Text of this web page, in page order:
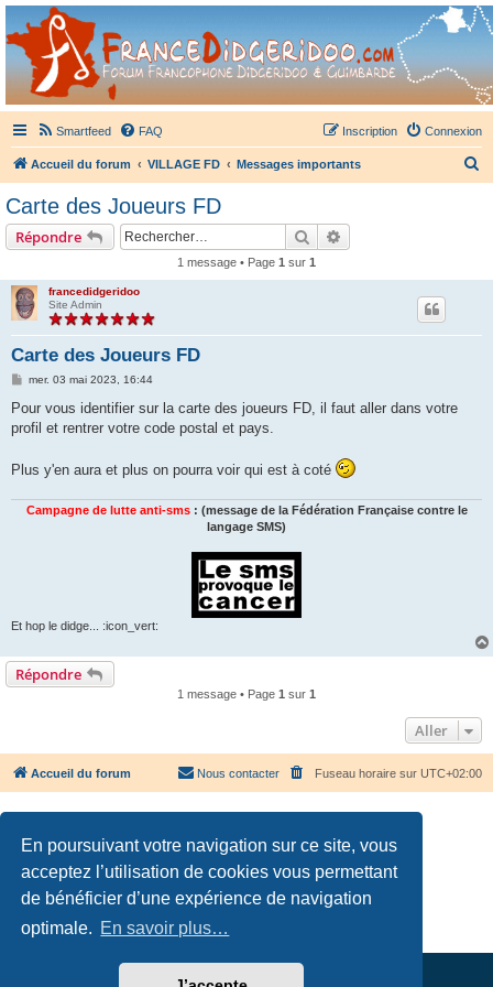
En poursuivant votre navigation sur ce site, vous
acceptez l’utilisation de cookies vous permettant
de bénéficier d’une expérience de navigation
optimale. En savoir plus…
France Didgeridoo
Didgeridoo et Guimbarde sur France Didgeridoo - retrouvez la communauté.
Smartfeed FAQ Connexion
Inscription
Accueil du forum VILLAGE FD Messages importants
Carte des Joueurs FD
Répondre Rechercher
1 message • Page 1 sur 1
francedidgeridoo
Site Admin
Carte des Joueurs FD
M
s
a
mer. 03 mai 2023, 16:44
Pour vous identifier sur la carte des joueurs FD, il faut aller dans votre
profil et rentrer votre code postal et pays.
Plus y'en aura et plus on pourra voir qui est à coté
Campagne de lutte anti-sms: (message de la Fédération Française contre le
langage SMS)
Et hop le didge... :icon_vert:
Répondre
1 message • Page 1 sur 1
Aller
Accueil du forum Fuseau horaire sur UTC+02:00
Nous contacter
Développé parphpBB ® Forum Software © phpBB Limited
Traduction française officielle
Qiaeru
Confidentialité